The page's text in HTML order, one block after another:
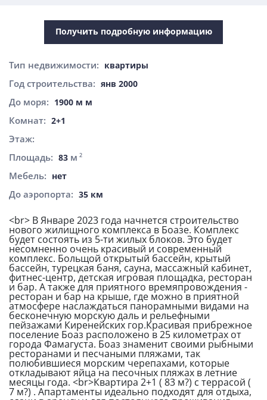
Получить подробную информацию
Тип недвижимости: квартиры
Год строительства: янв 2000
До моря: 1900 м м
Комнат: 2+1
Этаж:
Площадь: 83 м 2
Мебель: нет
До аэропорта: 35 км
<br> В Январе 2023 года начнется строительство
нового жилищного комплекса в Боазе. Комплекс
будет состоять из 5-ти жилых блоков. Это будет
несомненно очень красивый и современный
комплекс. Больщой открытый бассейн, крытый
бассейн, турецкая баня, сауна, массажный кабинет,
фитнес-центр, детская игровая площадка, ресторан
и бар. А также для приятного времяпровождения -
ресторан и бар на крыше, где можно в приятной
атмосфере наслаждаться панорамными видами на
бесконечную морскую даль и рельефными
пейзажами Киренейских гор.Красивая прибрежное
поселение Боаз расположено в 25 километрах от
города Фамагуста. Боаз знаменит своими рыбными
ресторанами и песчаными пляжами, так
полюбившиеся морским черепахами, которые
откладывают яйца на песочных пляжах в летние
месяцы года. <br>Квартира 2+1 ( 83 м?) с террасой (
7 м?) . Апартаменты идеально подходят для отдыха,